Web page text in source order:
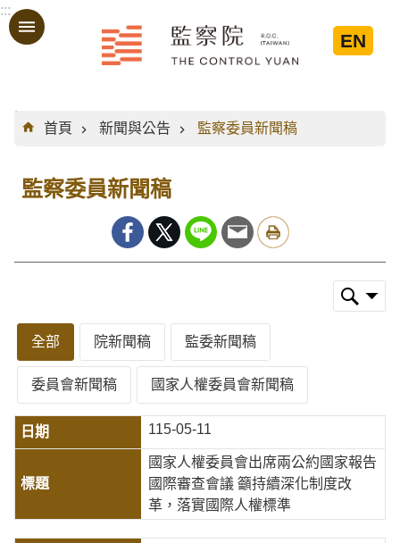
跳到主要內容區塊
:::
EN
:::
首頁
新聞與公告 監察委員新聞稿
監察委員新聞稿
全部 院新聞稿 監委新聞稿
委員會新聞稿 國家人權委員會新聞稿
115-05-11
國家人權委員會出席兩公約國家報告
國際審查會議 籲持續深化制度改
革，落實國際人權標準